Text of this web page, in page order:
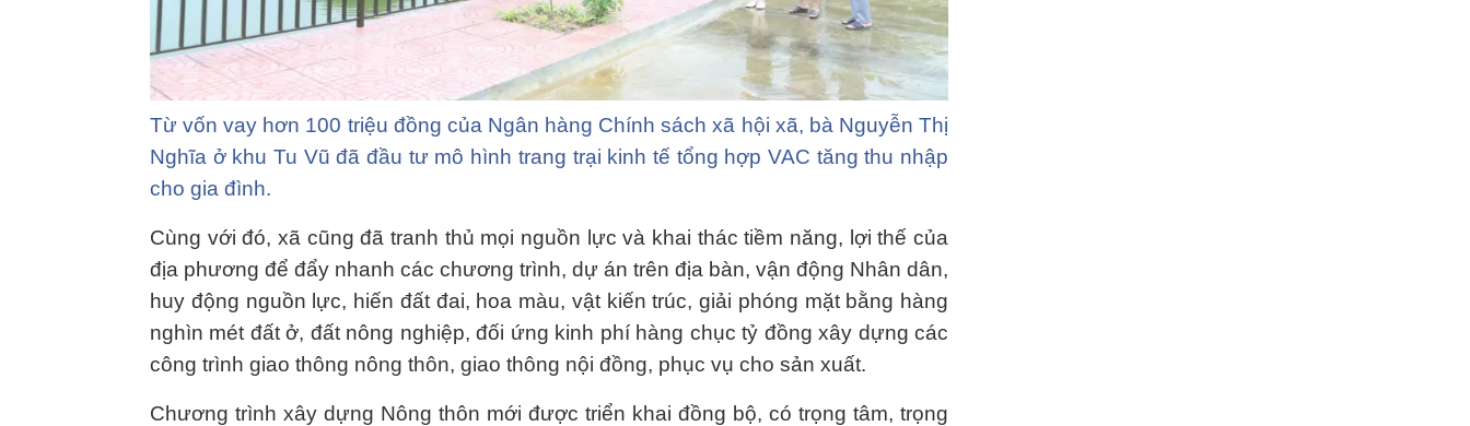
Từ vốn vay hơn 100 triệu đồng của Ngân hàng Chính sách xã hội xã, bà Nguyễn Thị
Nghĩa ở khu Tu Vũ đã đầu tư mô hình trang trại kinh tế tổng hợp VAC tăng thu nhập
cho gia đình.
Cùng với đó, xã cũng đã tranh thủ mọi nguồn lực và khai thác tiềm năng, lợi thế của
địa phương để đẩy nhanh các chương trình, dự án trên địa bàn, vận động Nhân dân,
huy động nguồn lực, hiến đất đai, hoa màu, vật kiến trúc, giải phóng mặt bằng hàng
nghìn mét đất ở, đất nông nghiệp, đối ứng kinh phí hàng chục tỷ đồng xây dựng các
công trình giao thông nông thôn, giao thông nội đồng, phục vụ cho sản xuất.
Chương trình xây dựng Nông thôn mới được triển khai đồng bộ, có trọng tâm, trọng